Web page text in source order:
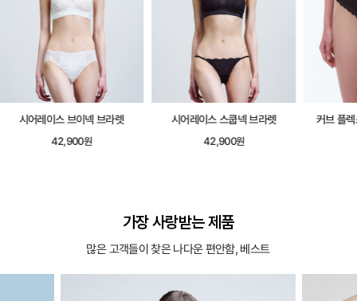
시어레이스 브이넥 브라렛
42,900원
시어레이스 스쿱넥 브라렛
42,900원
커브 플
가장 사랑받는 제품
많은 고객들이 찾은 나다운 편안함, 베스트